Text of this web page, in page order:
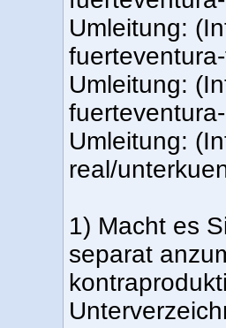
Umleitung:
Umleitung:
Umleitung:
real/
1) Macht es
separat